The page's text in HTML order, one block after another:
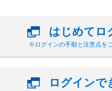
はじめてロ
※ログインの手順と注意点を
ログインで